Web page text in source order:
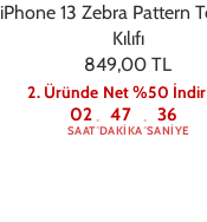
iPhone 13 Zebra Pattern
Kılıfı
849,00 TL
2. Üründe Net %50
02
SAAT: 47
DAKIKA: 36
SANIYE